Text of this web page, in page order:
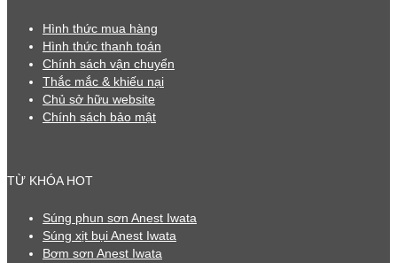
Hình thức mua hàng
Hình thức thanh toán
Chính sách vận chuyển
Thắc mắc & khiếu nại
Chủ sở hữu website
Chính sách bảo mật
TỪ KHÓA HOT
Súng phun sơn Anest Iwata
Súng xịt bụi Anest Iwata
Bơm sơn Anest Iwata